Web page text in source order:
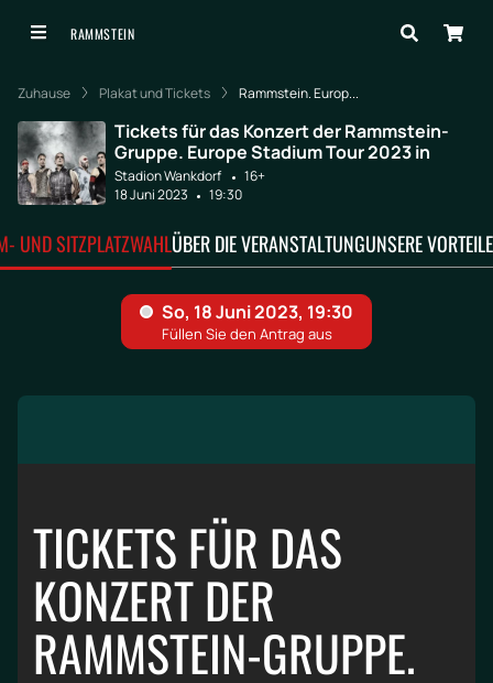
RAMMSTEIN
Zuhause Plakat und Tickets Rammstein. Europ...
Tickets für das Konzert der Rammstein-
Gruppe. Europe Stadium Tour 2023 in
Stadion Wankdorf
16+
18 Juni 2023
19:30
UND SITZPLATZWAHLÜBER DIE VERANSTALTUNGUNSERE VORTEILE
TICKETS FÜR DAS
KONZERT DER
RAMMSTEIN-GRUPPE.